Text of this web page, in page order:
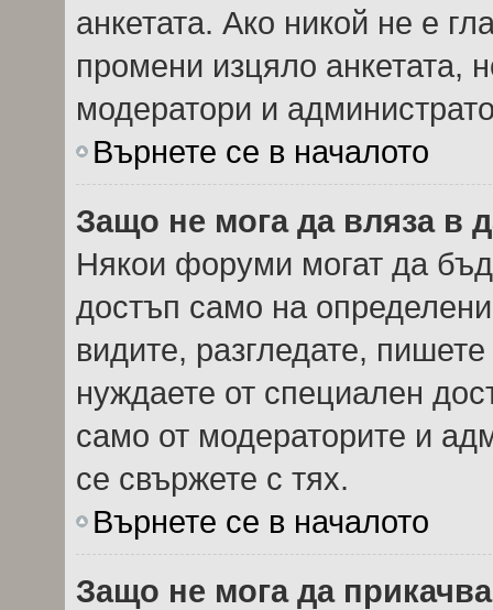
анкетата. Ако никой не е
промени изцяло анкетата,
модератори и
Върнете се в началото
Защо не мога да вляза в
Някои форуми могат да
достъп само на
видите, разгледате,
нуждаете от специален
само от модераторите и
се свържете с тях.
Върнете се в началото
Защо не мога да